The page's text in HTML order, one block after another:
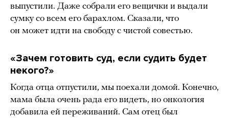
выпустили. Даже собрали его вещички и выдали
сумку со всем его барахлом. Сказали, что
он может идти на свободу с чистой совестью.
«Зачем готовить суд, если судить будет
некого?»
Когда отца отпустили, мы поехали домой. Конечно,
мама была очень рада его видеть, но онкология
добавила ей переживаний. Сам отец был